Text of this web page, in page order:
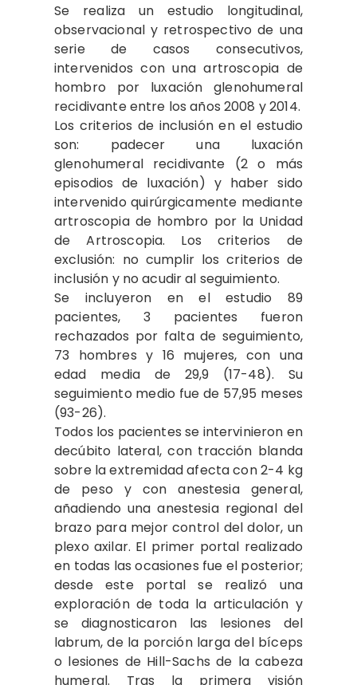
Se realiza un estudio longitudinal,
observacional y retrospectivo de una
serie de casos consecutivos,
intervenidos con una artroscopia de
hombro por luxación glenohumeral
recidivante entre los años 2008 y 2014.
Los criterios de inclusión en el estudio
son: padecer una luxación
glenohumeral recidivante (2 o más
episodios de luxación) y haber sido
intervenido quirúrgicamente mediante
artroscopia de hombro por la Unidad
de Artroscopia. Los criterios de
exclusión: no cumplir los criterios de
inclusión y no acudir al seguimiento.
Se incluyeron en el estudio 89
pacientes, 3 pacientes fueron
rechazados por falta de seguimiento,
73 hombres y 16 mujeres, con una
edad media de 29,9 (17-48). Su
seguimiento medio fue de 57,95 meses
(93-26).
Todos los pacientes se intervinieron en
decúbito lateral, con tracción blanda
sobre la extremidad afecta con 2-4 kg
de peso y con anestesia general,
añadiendo una anestesia regional del
brazo para mejor control del dolor, un
plexo axilar. El primer portal realizado
en todas las ocasiones fue el posterior;
desde este portal se realizó una
exploración de toda la articulación y
se diagnosticaron las lesiones del
labrum, de la porción larga del bíceps
o lesiones de Hill-Sachs de la cabeza
humeral. Tras la primera visión